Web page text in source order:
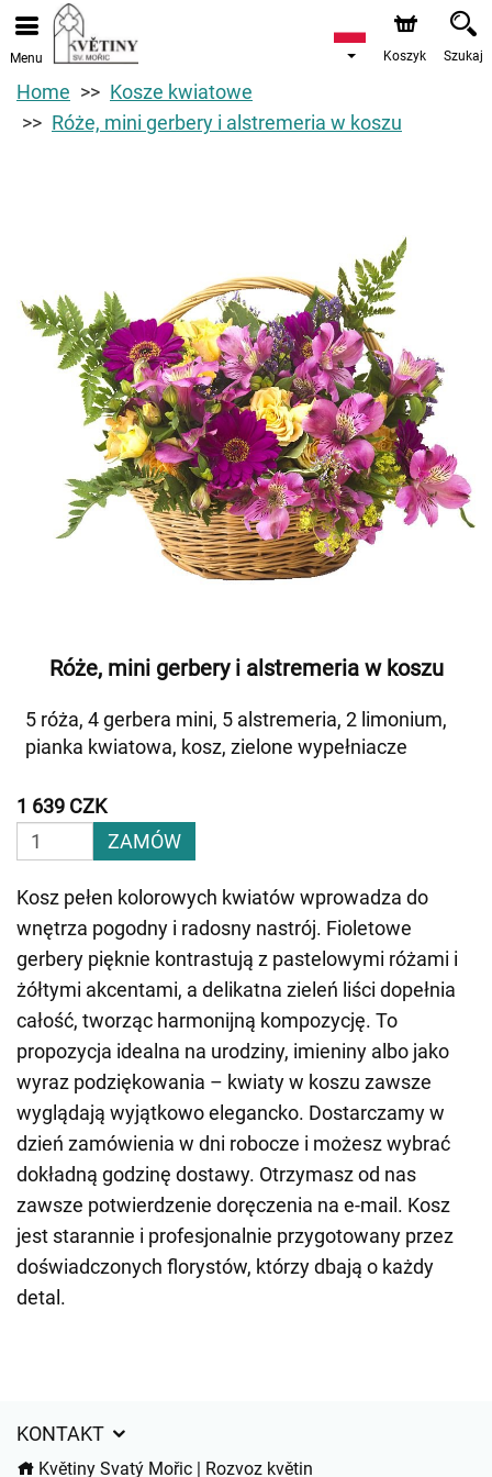
Menu Koszyk Szukaj
Home
Kosze kwiatowe
Róże, mini gerbery i alstremeria w koszu
Róże, mini gerbery i alstremeria w koszu
5 róża, 4 gerbera mini, 5 alstremeria, 2 limonium,
pianka kwiatowa, kosz, zielone wypełniacze
1 639 CZK
ZAMÓW
Kosz pełen kolorowych kwiatów wprowadza do
wnętrza pogodny i radosny nastrój. Fioletowe
gerbery pięknie kontrastują z pastelowymi różami i
żółtymi akcentami, a delikatna zieleń liści dopełnia
całość, tworząc harmonijną kompozycję. To
propozycja idealna na urodziny, imieniny albo jako
wyraz podziękowania – kwiaty w koszu zawsze
wyglądają wyjątkowo elegancko. Dostarczamy w
dzień zamówienia w dni robocze i możesz wybrać
dokładną godzinę dostawy. Otrzymasz od nas
zawsze potwierdzenie doręczenia na e-mail. Kosz
jest starannie i profesjonalnie przygotowany przez
doświadczonych florystów, którzy dbają o każdy
detal.
KONTAKT
Květiny Svatý Mořic | Rozvoz květin